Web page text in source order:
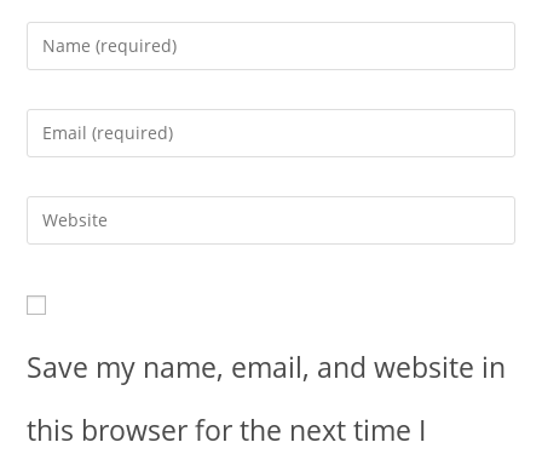
Save my name, email, and website in
this browser for the next time I